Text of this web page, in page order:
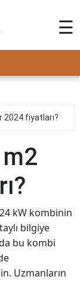
☰
2024 fiyatları?
kW kombinin
bilgiye
bu kombi
Uzmanların